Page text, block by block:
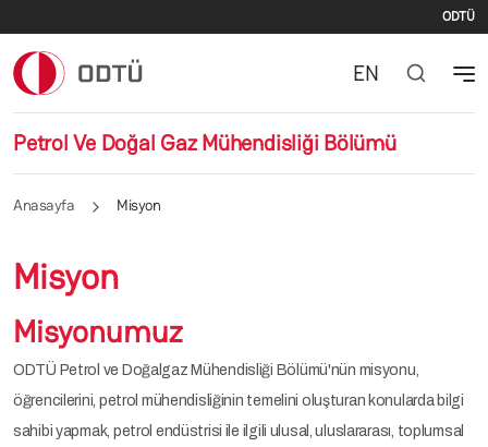
ODTÜ
Petrol Ve Doğal Gaz Mühendisliği Bölümü
EN
Anasayfa Misyon
Misyon
Misyonumuz
ODTÜ Petrol ve Doğalgaz Mühendisliği Bölümü'nün misyonu,
öğrencilerini, petrol mühendisliğinin temelini oluşturan konularda bilgi
sahibi yapmak, petrol endüstrisi ile ilgili ulusal, uluslararası, toplumsal